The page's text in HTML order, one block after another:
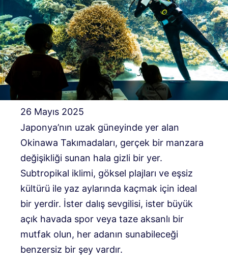
26 Mayıs 2025
Japonya’nın uzak güneyinde yer alan
Okinawa Takımadaları, gerçek bir manzara
değişikliği sunan hala gizli bir yer.
Subtropikal iklimi, göksel plajları ve eşsiz
kültürü ile yaz aylarında kaçmak için ideal
bir yerdir. İster dalış sevgilisi, ister büyük
açık havada spor veya taze aksanlı bir
mutfak olun, her adanın sunabileceği
benzersiz bir şey vardır.